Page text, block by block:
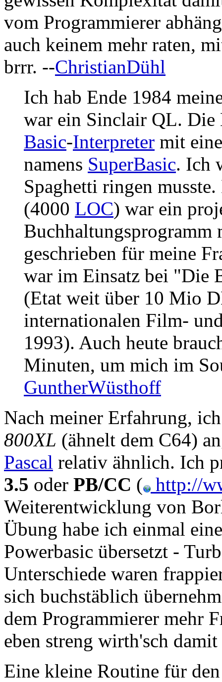
vom Programmierer
auch keinem mehr raten,
brrr. --ChristianDühl
Ich hab Ende 1984
war ein Sinclair QL. Die
Basic-Interpreter mit
namens SuperBasic. Ich
Spaghetti ringen
(4000 LOC) war ein
geschrieben für meine
war im Einsatz bei "Die
(Etat weit über 10 Mio
internationalen Film-
1993). Auch heute
Minuten, um mich im
GuntherWüsthoff
Nach meiner Erfahrung,
800XL (ähnelt dem C64)
Pascal relativ ähnlich. Ich
3.5 oder PB/CC (
http://
Weiterentwicklung von
Übung habe ich einmal
Powerbasic übersetzt -
Unterschiede waren
sich buchstäblich
dem Programmierer mehr
eben streng wirth'sch
Eine kleine Routine für